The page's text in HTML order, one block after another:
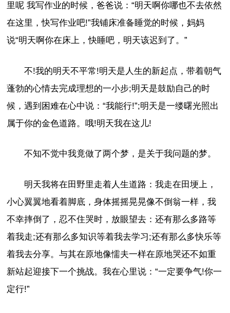
里呢 我写作业的时候，爸爸说：“明天啊你哪也不去依然
在这里，快写作业吧!”我铺床准备睡觉的时候，妈妈
说“明天啊你在床上，快睡吧，明天该迟到了。”
不!我的明天不平常!明天是人生的新起点，带着朝气
蓬勃的心情去完成理想的一小步;明天是鼓励自己的时
候，遇到困难在心中说：“我能行!”;明天是一缕曙光照出
属于你的金色道路。哦!明天我在这儿!
不知不觉中我竟做了两个梦，是关于我问题的梦。
明天我将在田野里走着人生道路：我走在田埂上，
小心翼翼地看着脚底，身体摇摇晃晃像不倒翁一样，我
不幸摔倒了，忍不住哭时，放眼望去：还有那么多路等
着我走;还有那么多知识等着我去学习;还有那么多快乐等
着我去分享。与其在原地像懦夫一样在原地哭还不如重
新站起迎接下一个挑战。我在心里说：“一定要争气!你一
定行!”